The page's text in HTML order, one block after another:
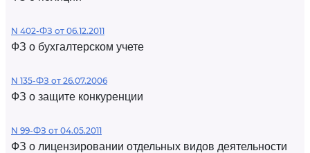
N 402-ФЗ от 06.12.2011
ФЗ о бухгалтерском учете
N 135-ФЗ от 26.07.2006
ФЗ о защите конкуренции
N 99-ФЗ от 04.05.2011
ФЗ о лицензировании отдельных видов деятельности